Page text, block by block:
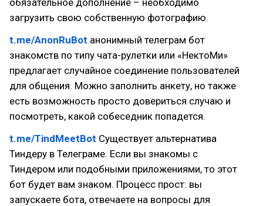
загрузить свою собственную фотографию.
t.me/AnonRuBot анонимный телеграм бот
знакомств по типу чата-рулетки или «НектоМи»
предлагает случайное соединение пользователей
для общения. Можно заполнить анкету, но также
есть возможность просто довериться случаю и
посмотреть, какой собеседник попадется.
t.me/TindMeetBot Существует альтернатива
Тиндеру в Телеграме. Если вы знакомы с
Тиндером или подобными приложениями, то этот
бот будет вам знаком. Процесс прост: вы
запускаете бота, отвечаете на вопросы для